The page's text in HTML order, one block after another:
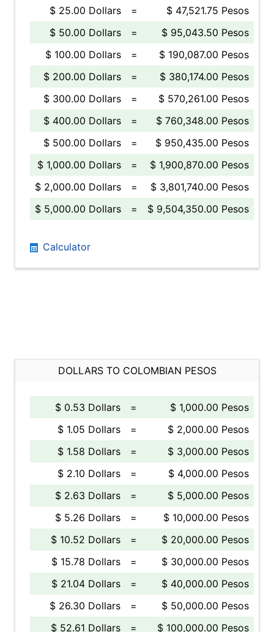
$ 25.00 Dollars
=
$ 47,521.75 Pesos
$ 50.00 Dollars
=
$ 95,043.50 Pesos
$ 100.00 Dollars
=
$ 190,087.00 Pesos
$ 200.00 Dollars
=
$ 380,174.00 Pesos
$ 300.00 Dollars
=
$ 570,261.00 Pesos
$ 400.00 Dollars
=
$ 760,348.00 Pesos
$ 500.00 Dollars
=
$ 950,435.00 Pesos
$ 1,000.00 Dollars
=
$ 1,900,870.00 Pesos
$ 2,000.00 Dollars
=
$ 3,801,740.00 Pesos
$ 5,000.00 Dollars
= $ 9,504,350.00 Pesos
Calculator
DOLLARS TO COLOMBIAN PESOS
$ 0.53 Dollars =
$ 1,000.00 Pesos
$ 1.05 Dollars
=
$ 2,000.00 Pesos
$ 1.58 Dollars
=
$ 3,000.00 Pesos
$ 2.10 Dollars
=
$ 4,000.00 Pesos
$ 2.63 Dollars
=
$ 5,000.00 Pesos
$ 5.26 Dollars
=
$ 10,000.00 Pesos
$ 10.52 Dollars
=
$ 20,000.00 Pesos
$ 15.78 Dollars
=
$ 30,000.00 Pesos
$ 21.04 Dollars
=
$ 40,000.00 Pesos
$ 26.30 Dollars
=
$ 50,000.00 Pesos
$ 52.61 Dollars
= $ 100,000.00 Pesos